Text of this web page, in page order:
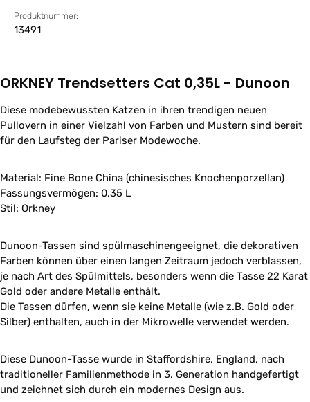
Produktnummer:
13491
ORKNEY Trendsetters Cat 0,35L - Dunoon
Diese modebewussten Katzen in ihren trendigen neuen
Pullovern in einer Vielzahl von Farben und Mustern sind bereit
für den Laufsteg der Pariser Modewoche.
Material: Fine Bone China (chinesisches Knochenporzellan)
Fassungsvermögen: 0,35 L
Stil: Orkney
Dunoon-Tassen sind spülmaschinengeeignet, die dekorativen
Farben können über einen langen Zeitraum jedoch verblassen,
je nach Art des Spülmittels, besonders wenn die Tasse 22 Karat
Gold oder andere Metalle enthält.
Die Tassen dürfen, wenn sie keine Metalle (wie z.B. Gold oder
Silber) enthalten, auch in der Mikrowelle verwendet werden.
Diese Dunoon-Tasse wurde in Staffordshire, England, nach
traditioneller Familienmethode in 3. Generation handgefertigt
und zeichnet sich durch ein modernes Design aus.